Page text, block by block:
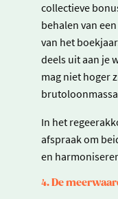
collectieve
behalen van
van het
deels uit aan je
mag niet hoger
In het
afspraak om
en
4. De